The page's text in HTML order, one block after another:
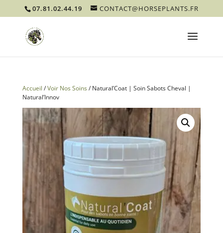
07.81.02.44.19 CONTACT@HORSEPLANTS.FR
Accueil /Voir Nos Soins/ Natural’Coat | Soin Sabots Cheval |
Natural’Innov